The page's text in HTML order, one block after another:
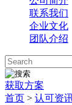
联系我们
企业文化
团队介绍
获取方案
首页 > 认可资